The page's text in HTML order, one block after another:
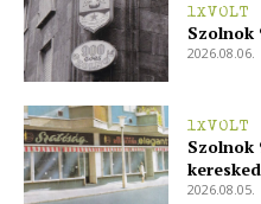
1XVOLT
Szolnok
2026.08.06.
1XVOLT
Szolnok
2026.08.05.